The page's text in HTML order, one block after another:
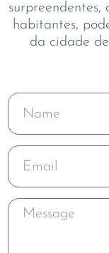
habitantes,
da cidade